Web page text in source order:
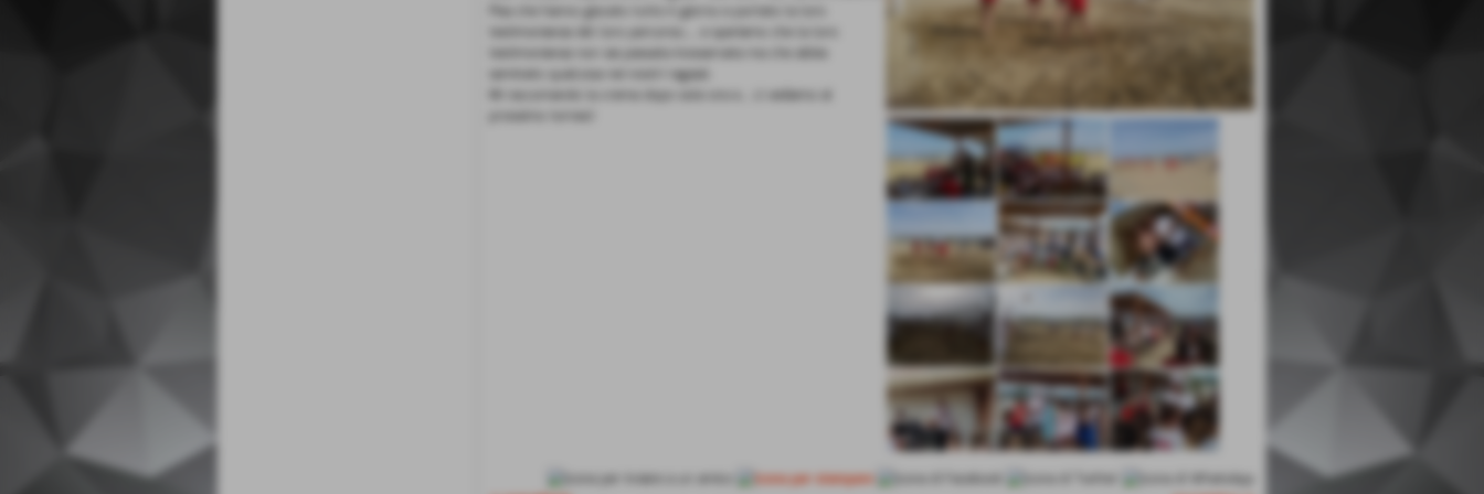
Pisa che hanno giocato tutto il giorno e portato la loro
testimonianza del loro percorso.... e speriamo che la loro
testimonianza non sia passata inosservata ma che abbia
seminato qualcosa nei nostri ragazzi.
Mi raccomando la crema dopo sole ora e... ci vediamo al
prossimo torneo!